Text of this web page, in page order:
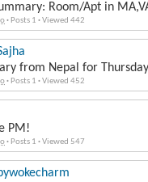
Room/Apt in
· Posts 1 ·Viewed 442
from Nepal for
· Posts 1 ·Viewed 452
PM!
· Posts 1 ·Viewed 547